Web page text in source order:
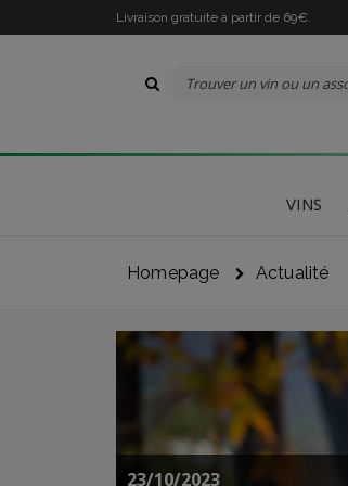
Livraison gratuite à partir de 69€.
VINS
Homepage Actualité
23/10/2023